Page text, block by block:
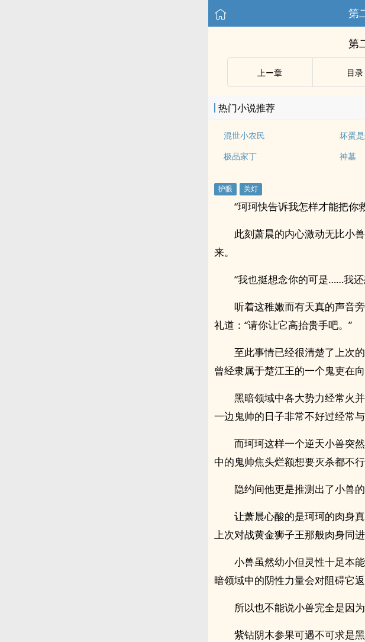
第
第
上ー章 目录
热门小说推荐
混世小农民 坏蛋
极品家丁
神墓
“珂珂快告诉我怎样才能把你
此刻萧晨的内心激动无比小
来。
“我也挺想念你的可是……我
听着这稚嫩而有天真的声音
礼道：“请你让它高抬贵手吧。”
至此事情已经很清楚了上次
曾经隶属于楚江王的一个鬼吏在向
黑暗领域中各大势力经常火
一边鬼帅的日子非常不好过经常与
而珂珂这样一个逆天小兽突
中的鬼帅焦头烂额想要灭杀都不
隐约间他更是推测出了小兽
让萧晨心酸的是珂珂的肉身
上次对战黄金狮子王那般肉身同进
小兽虽然幼小但灵性十足本
暗领域中的阴性力量会对阻碍它返
所以也不能说小兽完全是因
紫钻阴木参果可遇不可求是